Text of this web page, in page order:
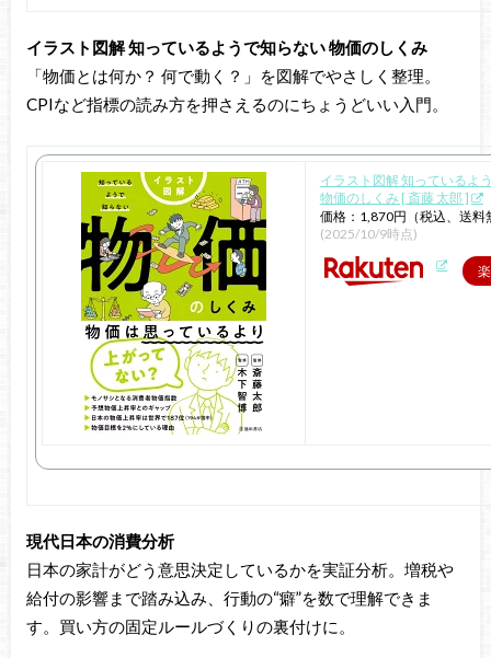
イラスト図解 知っているようで知らない 物価のしくみ
「物価とは何か？ 何で動く？」を図解でやさしく整理。
CPIなど指標の読み方を押さえるのにちょうどいい入門。
イラスト図解 知っているよ
物価のしくみ [ 斎藤 太郎 ]
価格：1,870円（税込、送料
(2025/10/9時点)
現代日本の消費分析
日本の家計がどう意思決定しているかを実証分析。増税や
給付の影響まで踏み込み、行動の“癖”を数で理解できま
す。買い方の固定ルールづくりの裏付けに。